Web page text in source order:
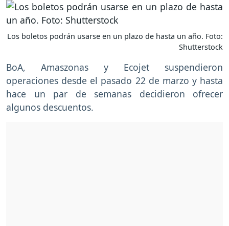
Los boletos podrán usarse en un plazo de hasta un año. Foto:
Shutterstock
BoA, Amaszonas y Ecojet suspendieron
operaciones desde el pasado 22 de marzo y hasta
hace un par de semanas decidieron ofrecer
algunos descuentos.